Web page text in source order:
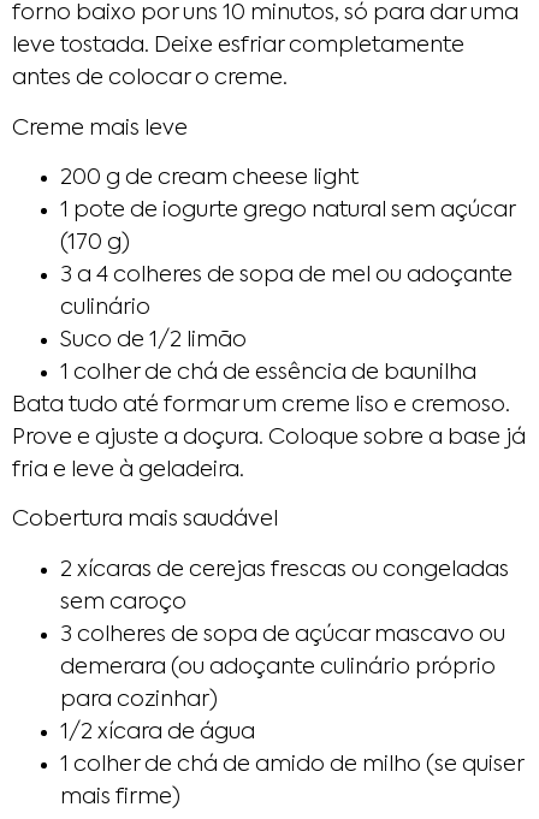
forno baixo por uns 10 minutos, só para dar uma
leve tostada. Deixe esfriar completamente
antes de colocar o creme.
Creme mais leve
200 g de cream cheese light
1 pote de iogurte grego natural sem açúcar
(170 g)
3 a 4 colheres de sopa de mel ou adoçante
culinário
Suco de 1/2 limão
1 colher de chá de essência de baunilha
Bata tudo até formar um creme liso e cremoso.
Prove e ajuste a doçura. Coloque sobre a base já
fria e leve à geladeira.
Cobertura mais saudável
2 xícaras de cerejas frescas ou congeladas
sem caroço
3 colheres de sopa de açúcar mascavo ou
demerara (ou adoçante culinário próprio
para cozinhar)
1/2 xícara de água
1 colher de chá de amido de milho (se quiser
mais firme)